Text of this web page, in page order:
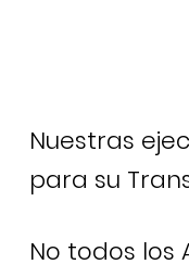
Nuestras
para su
No todos los